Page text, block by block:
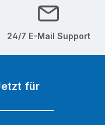
24/7 E-Mail Support
für